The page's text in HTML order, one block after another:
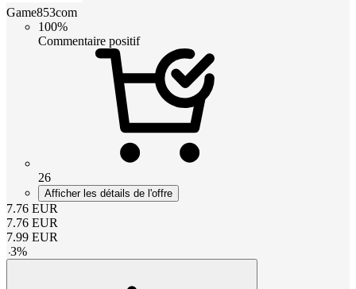
Game853com
100%
Commentaire positif
26
Afficher les détails de l'offre
7.76 EUR
7.76 EUR
7.99 EUR
-3%